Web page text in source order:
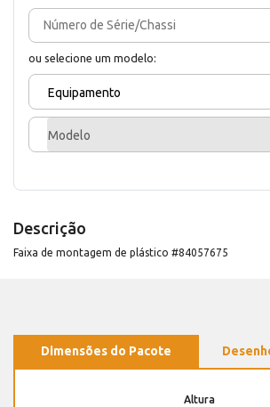
ou selecione um modelo:
Equipamento
Modelo
Descrição
Faixa de montagem de plástico #84057675
Dimensões do Pacote
Altura